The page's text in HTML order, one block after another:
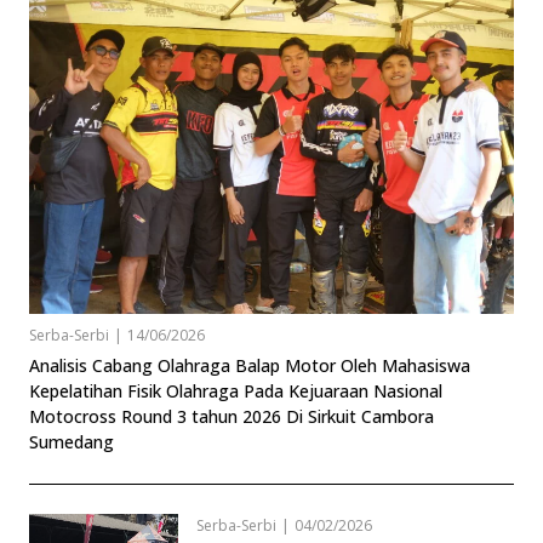
Serba-Serbi | 14/06/2026
Analisis Cabang Olahraga Balap Motor Oleh Mahasiswa
Kepelatihan Fisik Olahraga Pada Kejuaraan Nasional
Motocross Round 3 tahun 2026 Di Sirkuit Cambora
Sumedang
Serba-Serbi | 04/02/2026